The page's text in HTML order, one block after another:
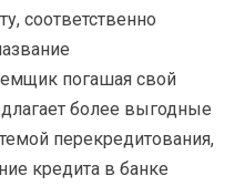
соответственно
погашая свой
более выгодные
перекредитования,
кредита в банке